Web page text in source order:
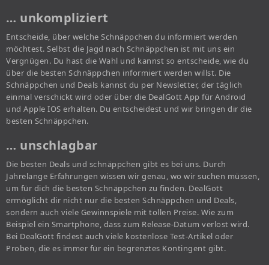
… unkompliziert
Entscheide, über welche Schnäppchen du informiert werden
möchtest. Selbst die Jagd nach Schnäppchen ist mit uns ein
Vergnügen. Du hast die Wahl und kannst so entscheide, wie du
über die besten Schnäppchen informiert werden willst. Die
Schnäppchen und Deals kannst du per Newsletter, der täglich
einmal verschickt wird oder über die DealGott App für Android
und Apple IOS erhalten. Du entscheidest und wir bringen dir die
besten Schnäppchen.
… unschlagbar
Die besten Deals und schnäppchen gibt es bei uns. Durch
Jahrelange Erfahrungen wissen wir genau, wo wir suchen müssen,
um für dich die besten Schnäppchen zu finden. DealGott
ermöglicht dir nicht nur die besten Schnäppchen und Deals,
sondern auch viele Gewinnspiele mit tollen Preise. Wie zum
Beispiel ein Smartphone, dass zum Release-Datum verlost wird.
Bei DealGott findest auch viele kostenlose Test-Artikel oder
Proben, die es immer für ein begrenztes Kontingent gibt.